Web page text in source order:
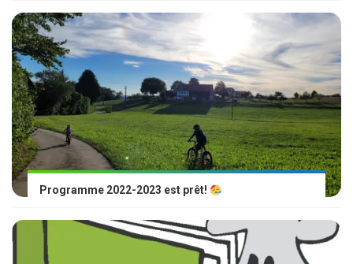
Programme 2022-2023 est prêt!